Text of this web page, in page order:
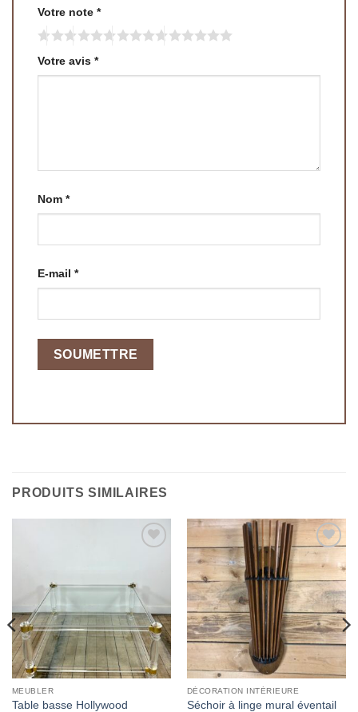
Votre note *
Votre avis *
Nom *
E-mail *
PRODUITS SIMILAIRES
wishlist
MEUBLER
Table basse Hollywood
à la
wishlist
DÉCORATION INTÉRIEURE
Séchoir à linge mural éventail